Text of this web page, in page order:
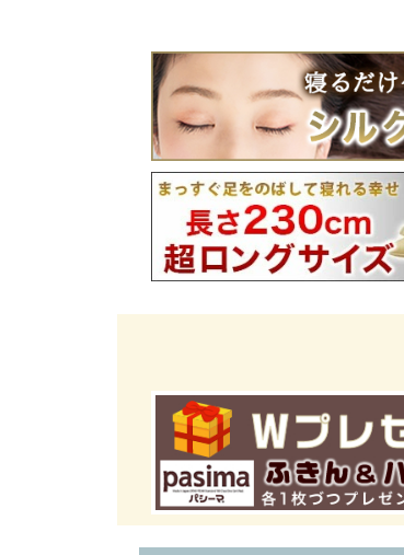
羽毛布団セット
小さい布団セット
大きい布団セット
掛け布団セット
敷布団セット プレミアムゴー
ロイヤルゴールド
エクセルゴールド
ニューゴールド
マザーダックダ
マザーグースダ
スーパーロング
洗える羽毛布団
肌掛け布団 防ダ
洗え
小さ
大き
肌掛